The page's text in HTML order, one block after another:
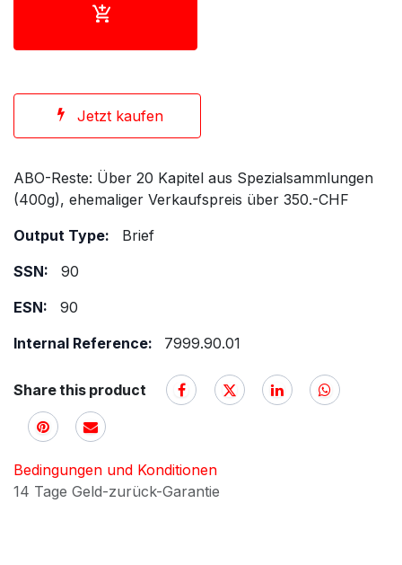
Jetzt kaufen
ABO-Reste: Über 20 Kapitel aus Spezialsammlungen
(400g), ehemaliger Verkaufspreis über 350.-CHF
Output Type:
Brief
SSN:
90
ESN:
90
Internal Reference:
7999.90.01
Share this product
Bedingungen und Konditionen
14 Tage Geld-zurück-Garantie